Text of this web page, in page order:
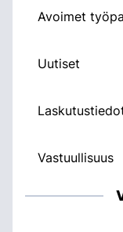
Avoimet
Uutiset
Vastuullisuus